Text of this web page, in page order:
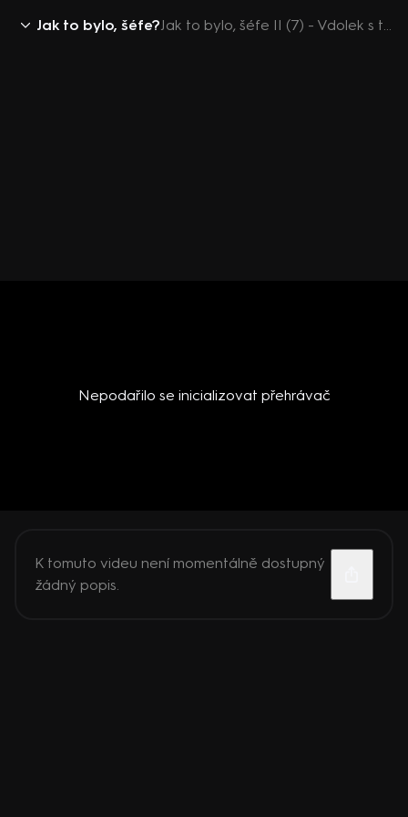
Jak to bylo, šéfe? Jak to bylo, šéfe II (7) - Vdolek s tvarohem
Nepodařilo se inicializovat přehrávač
K tomuto videu není momentálně dostupný
žádný popis.